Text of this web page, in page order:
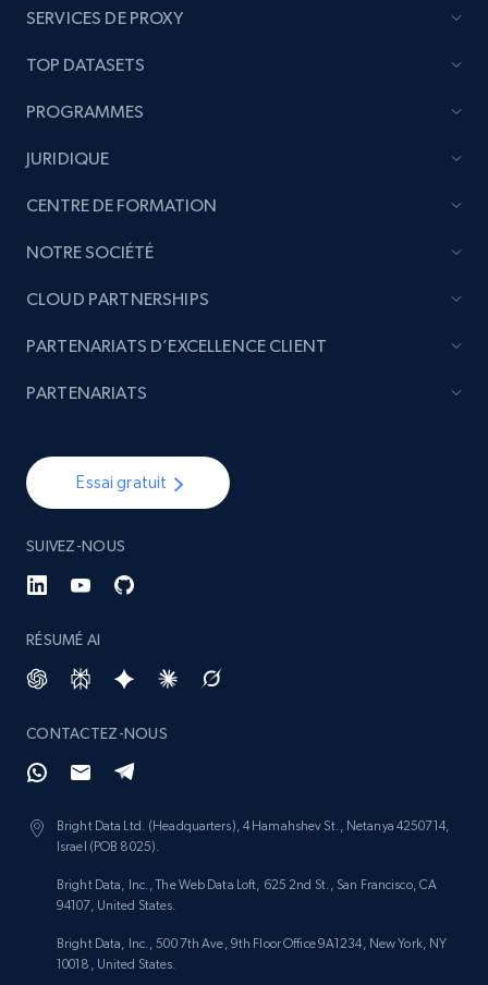
SERVICES DE PROXY
TOP DATASETS
PROGRAMMES
JURIDIQUE
CENTRE DE FORMATION
NOTRE SOCIÉTÉ
Essai gratuit
SUIVEZ-NOUS
RÉSUMÉ AI
CONTACTEZ-NOUS
Bright Data Ltd. (Headquarters), 4 Hamahshev St., Netanya 4250714,
Israel (POB 8025).
Bright Data, Inc., The Web Data Loft, 625 2nd St., San Francisco, CA
94107, United States.
Bright Data, Inc., 500 7th Ave, 9th Floor Office 9A1234, New York, NY
10018, United States.
CLOUD PARTNERSHIPS
PARTENARIATS D’EXCELLENCE CLIENT
PARTENARIATS